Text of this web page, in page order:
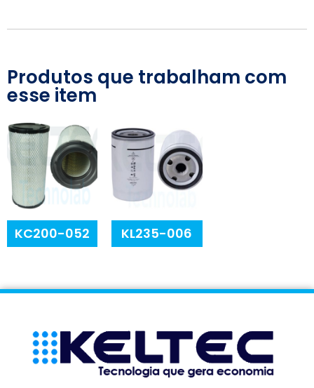
Produtos que trabalham com
esse item
KC200-052 KL235-006